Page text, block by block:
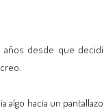
años desde que decidí
algo hacía un pantallazo